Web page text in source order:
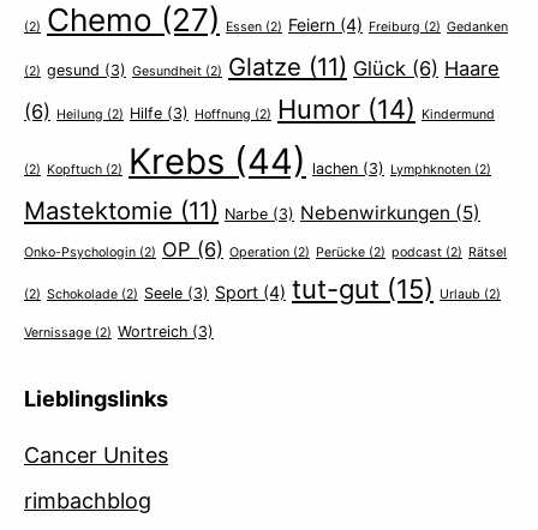
(2) Chemo (27) Essen (2) Feiern (4) Freiburg (2) Gedanken
(2) gesund (3) Gesundheit (2) Glatze (11) Glück (6) Haare
(6) Heilung (2) Hilfe (3) Hoffnung (2) Humor (14) Kindermund
(2) Kopftuch (2) Krebs (44) lachen (3) Lymphknoten (2)
Mastektomie (11) Narbe (3) Nebenwirkungen (5)
Onko-Psychologin (2) OP (6) Operation (2) Perücke (2) podcast (2) Rätsel
(2) Schokolade (2) Seele (3) Sport (4) tut-gut (15) Urlaub (2)
Vernissage (2) Wortreich (3)
Lieblingslinks
Cancer Unites
rimbachblog